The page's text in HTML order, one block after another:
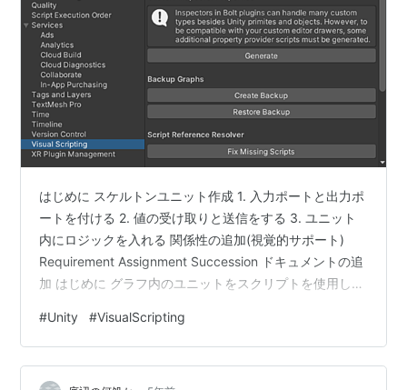
はじめに スケルトンユニット作成 1. 入力ポートと出力ポ
ートを付ける 2. 値の受け取りと送信をする 3. ユニット
内にロジックを入れる 関係性の追加(視覚的サポート)
Requirement Assignment Succession ドキュメントの追
加 はじめに グラフ内のユニットをスクリプトを使用して
をしてみます ※以下公式リファレンスを参照
docs.unity3d.com スケルトンユニット作成 何もしない
空ユニットを作成してみます 適当なスクリプトに以下を
#Unity #VisualScripting